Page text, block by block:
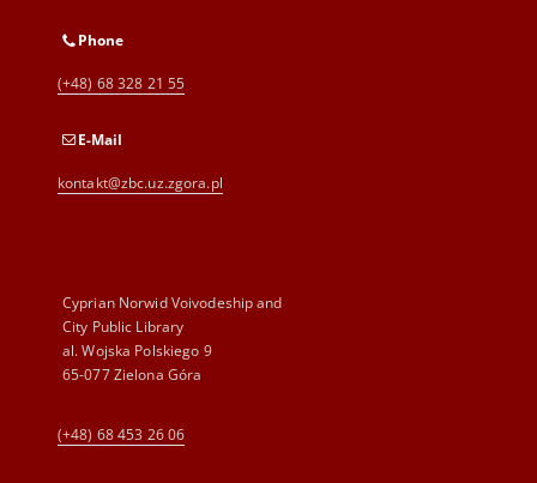
Phone
(+48) 68 328 21 55
E-Mail
kontakt@zbc.uz.zgora.pl
Cyprian Norwid Voivodeship and
City Public Library
al. Wojska Polskiego 9
65-077 Zielona Góra
(+48) 68 453 26 06